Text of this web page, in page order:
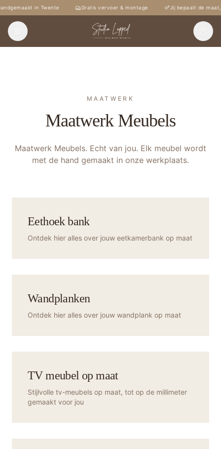
in Twente Gratis vervoer & montage Jij bepaalt de
MAATWERK
Maatwerk Meubels
Maatwerk Meubels. Echt van jou. Elk meubel wordt
met de hand gemaakt in onze werkplaats.
Eethoek bank
Ontdek hier alles over jouw eetkamerbank op maat
Wandplanken
Ontdek hier alles over jouw wandplank op maat
TV meubel op maat
Stijlvolle tv-meubels op maat, tot op de millimeter
gemaakt voor jou